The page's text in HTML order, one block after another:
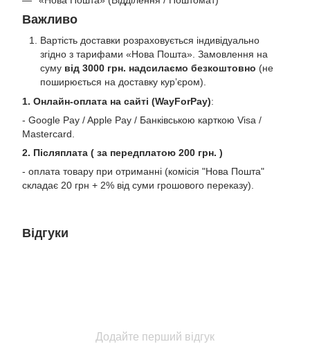
Важливо
Вартість доставки розраховується індивідуально
згідно з тарифами «Нова Пошта». Замовлення на
суму від 3000 грн. надсилаємо безкоштовно (не
поширюється на доставку курʼєром).
1. Онлайн-оплата на сайті (WayForPay):
- Google Pay / Apple Pay / Банківською карткою Visa /
Mastercard.
2. Післяплата ( за передплатою 200 грн. )
- оплата товару при отриманні (комісія "Нова Пошта"
складає 20 грн + 2% від суми грошового переказу).
Відгуки
Додайте перший відгук